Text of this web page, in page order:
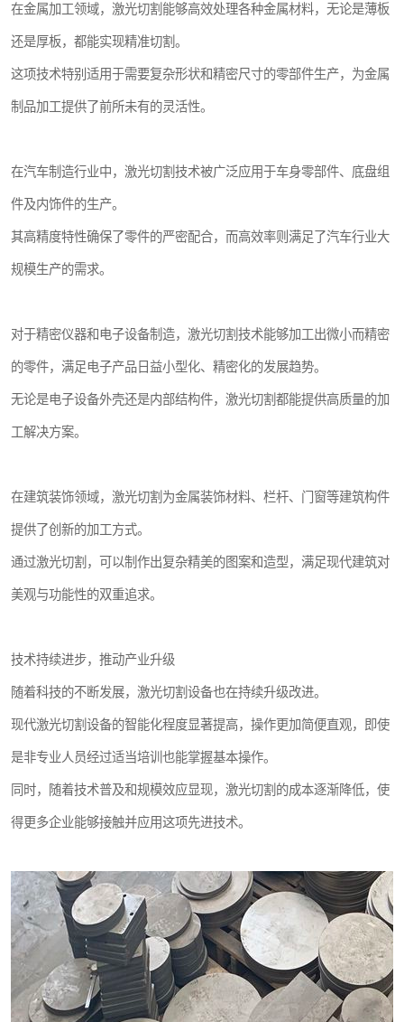
在金属加工领域，激光切割能够高效处理各种金属材料，无论是薄板
还是厚板，都能实现精准切割。
这项技术特别适用于需要复杂形状和精密尺寸的零部件生产，为金属
制品加工提供了前所未有的灵活性。
在汽车制造行业中，激光切割技术被广泛应用于车身零部件、底盘组
件及内饰件的生产。
其高精度特性确保了零件的严密配合，而高效率则满足了汽车行业大
规模生产的需求。
对于精密仪器和电子设备制造，激光切割技术能够加工出微小而精密
的零件，满足电子产品日益小型化、精密化的发展趋势。
无论是电子设备外壳还是内部结构件，激光切割都能提供高质量的加
工解决方案。
在建筑装饰领域，激光切割为金属装饰材料、栏杆、门窗等建筑构件
提供了创新的加工方式。
通过激光切割，可以制作出复杂精美的图案和造型，满足现代建筑对
美观与功能性的双重追求。
技术持续进步，推动产业升级
随着科技的不断发展，激光切割设备也在持续升级改进。
现代激光切割设备的智能化程度显著提高，操作更加简便直观，即使
是非专业人员经过适当培训也能掌握基本操作。
同时，随着技术普及和规模效应显现，激光切割的成本逐渐降低，使
得更多企业能够接触并应用这项先进技术。